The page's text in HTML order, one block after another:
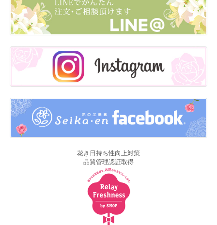
花き日持ち性向上対策
品質管理認証取得